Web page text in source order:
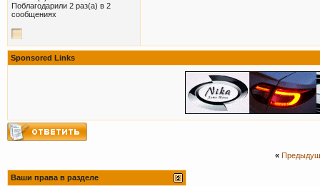
Поблагодарили 2 раз(а) в 2
сообщениях
Sponsored Links
«
Ваши права в разделе